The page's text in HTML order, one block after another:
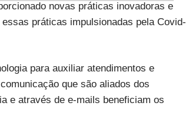
novas práticas inovadoras e
práticas impulsionadas pela Covid-
para auxiliar atendimentos e
que são aliados dos
e através de e-mails beneficiam os